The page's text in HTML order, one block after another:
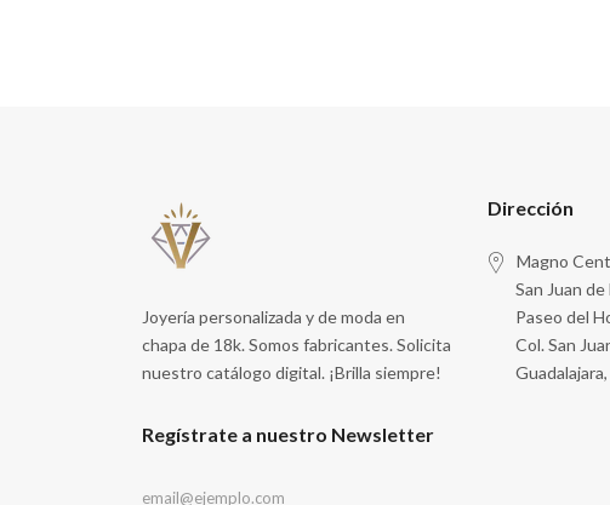
Joyería personalizada y de moda en
chapa de 18k. Somos fabricantes. Solicita
nuestro catálogo digital. ¡Brilla siempre!
Dirección
Magno
San Juan de
Paseo del
Col. San
Guadalajara,
Regístrate a nuestro Newsletter